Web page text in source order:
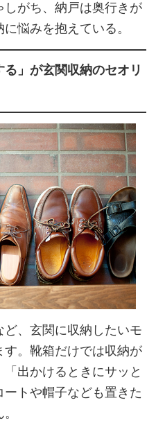
しがち、納戸は奥行きが
悩みを抱えている。
る」が玄関収納のセオリ
、玄関に収納したいモ
す。靴箱だけでは収納が
出かけるときにサッと
トや帽子なども置きた